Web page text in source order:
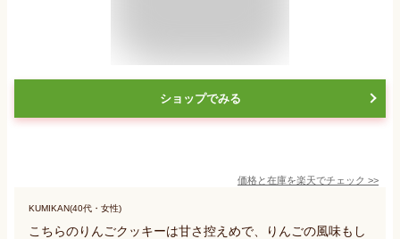
ショップでみる
価格と在庫を楽天でチェック >>
KUMIKAN(40代・女性)
こちらのりんごクッキーは甘さ控えめで、りんごの風味もし